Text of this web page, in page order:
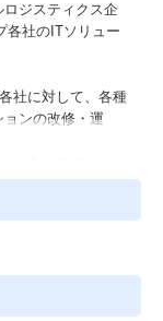
ジスティクス企
各社のITソリュー
社に対して、各種
ンの改修・運
企画・設計・制
す。
・構築から運用・
など最新技術を
フラの最適化に